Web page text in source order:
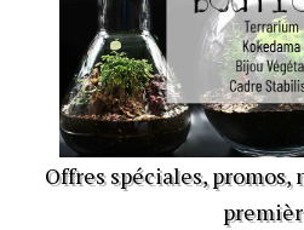
Offres spéciales, promos,